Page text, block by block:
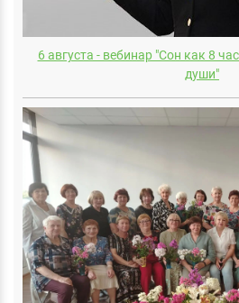
6 августа - вебинар "Сон как 8
души"